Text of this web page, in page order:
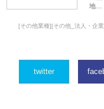
地…
[その他業種][その他_法人・企業]
twitter